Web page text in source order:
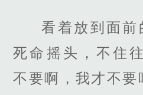
看着放到面
死命摇头，不住
不要啊，我才不要